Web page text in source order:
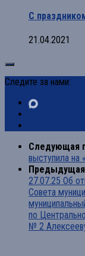
С
21.04.2021
Следите за нами:
Следующая
выступила на
Предыдущая
27.07.25 Об
Совета
по
№ 2